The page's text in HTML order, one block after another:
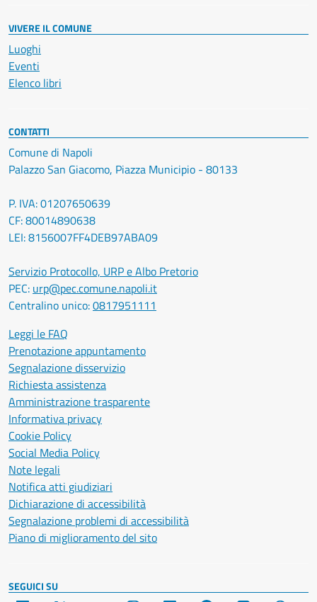
VIVERE IL COMUNE
Luoghi
Eventi
Elenco libri
CONTATTI
Comune di Napoli
Palazzo San Giacomo, Piazza Municipio - 80133
P. IVA: 01207650639
CF: 80014890638
LEI: 8156007FF4DEB97ABA09
Servizio Protocollo, URP e Albo Pretorio
PEC: urp@pec.comune.napoli.it
Centralino unico:0817951111
Leggi le FAQ
Prenotazione appuntamento
Segnalazione disservizio
Richiesta assistenza
Amministrazione trasparente
Informativa privacy
Cookie Policy
Social Media Policy
Note legali
Notifica atti giudiziari
Dichiarazione di accessibilità
Segnalazione problemi di accessibilità
Piano di miglioramento del sito
SEGUICI SU